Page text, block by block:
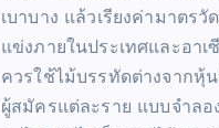
เบาบาง แล้วเรียงค่ามาตร
แข่งภายในประเทศและอา
ควรใช้ไม้บรรทัดต่างจากหุ้
ผู้สมัครแต่ละราย แบบจำลอ